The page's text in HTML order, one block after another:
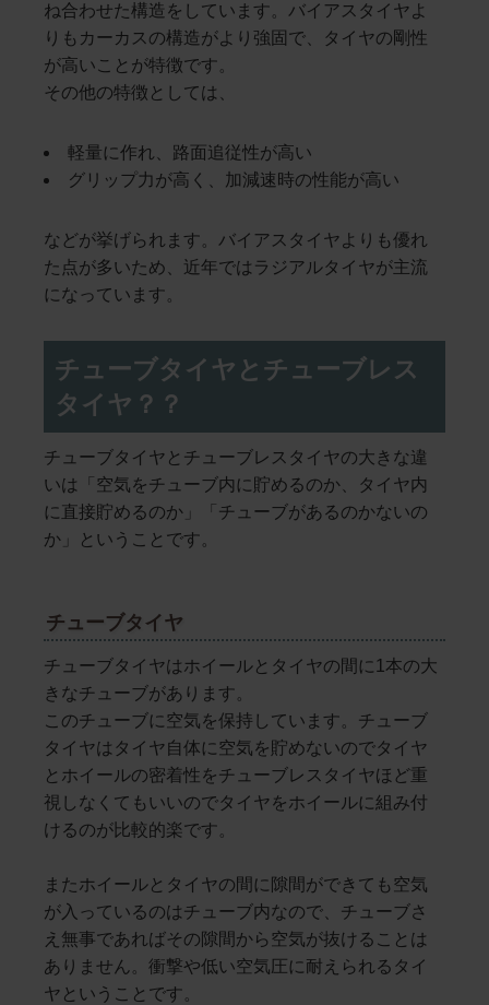
ね合わせた構造をしています。バイアスタイヤよ
りもカーカスの構造がより強固で、タイヤの剛性
が高いことが特徴です。
その他の特徴としては、
軽量に作れ、路面追従性が高い
グリップ力が高く、加減速時の性能が高い
などが挙げられます。バイアスタイヤよりも優れ
た点が多いため、近年ではラジアルタイヤが主流
になっています。
チューブタイヤとチューブレス
タイヤ？？
チューブタイヤとチューブレスタイヤの大きな違
いは「空気をチューブ内に貯めるのか、タイヤ内
に直接貯めるのか」「チューブがあるのかないの
か」ということです。
チューブタイヤ
チューブタイヤはホイールとタイヤの間に1本の大
きなチューブがあります。
このチューブに空気を保持しています。チューブ
タイヤはタイヤ自体に空気を貯めないのでタイヤ
とホイールの密着性をチューブレスタイヤほど重
視しなくてもいいのでタイヤをホイールに組み付
けるのが比較的楽です。
またホイールとタイヤの間に隙間ができても空気
が入っているのはチューブ内なので、チューブさ
え無事であればその隙間から空気が抜けることは
ありません。衝撃や低い空気圧に耐えられるタイ
ヤということです。